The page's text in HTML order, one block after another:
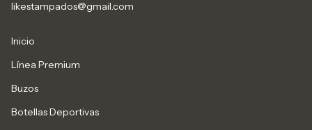
likestampados@gmail.com
Inicio
Línea Premium
Buzos
Botellas Deportivas